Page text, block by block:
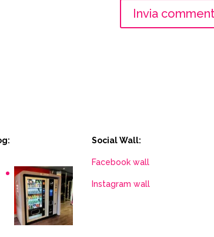
Social Wall:
Facebook wall
Instagram wall